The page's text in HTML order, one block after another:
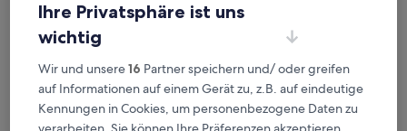
Ihre Privatsphäre ist uns
wichtig
Wir und unsere16 Partner speichern und/ oder greifen
auf Informationen auf einem Gerät zu, z.B. auf eindeutige
Kennungen in Cookies, um personenbezogene Daten zu